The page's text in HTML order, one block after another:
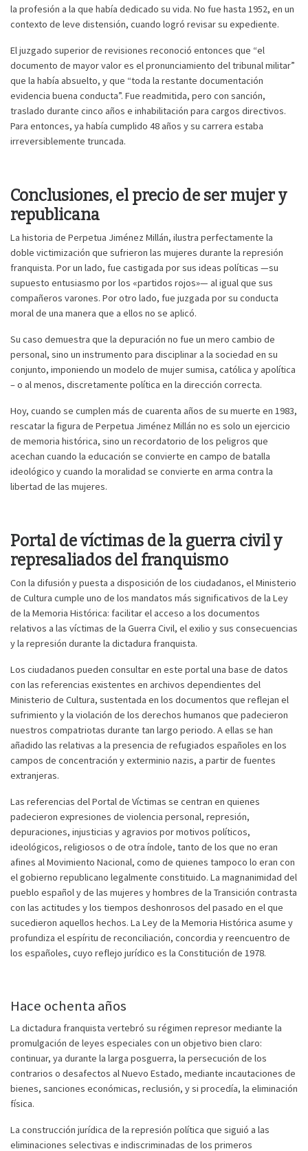
la profesión a la que había dedicado su vida. No fue hasta 1952, en un
contexto de leve distensión, cuando logró revisar su expediente.
El juzgado superior de revisiones reconoció entonces que “el
documento de mayor valor es el pronunciamiento del tribunal militar”
que la había absuelto, y que “toda la restante documentación
evidencia buena conducta”. Fue readmitida, pero con sanción,
traslado durante cinco años e inhabilitación para cargos directivos.
Para entonces, ya había cumplido 48 años y su carrera estaba
irreversiblemente truncada.
Conclusiones, el precio de ser mujer y
republicana
La historia de Perpetua Jiménez Millán, ilustra perfectamente la
doble victimización que sufrieron las mujeres durante la represión
franquista. Por un lado, fue castigada por sus ideas políticas —su
supuesto entusiasmo por los «partidos rojos»— al igual que sus
compañeros varones. Por otro lado, fue juzgada por su conducta
moral de una manera que a ellos no se aplicó.
Su caso demuestra que la depuración no fue un mero cambio de
personal, sino un instrumento para disciplinar a la sociedad en su
conjunto, imponiendo un modelo de mujer sumisa, católica y apolítica
– o al menos, discretamente política en la dirección correcta.
Hoy, cuando se cumplen más de cuarenta años de su muerte en 1983,
rescatar la figura de Perpetua Jiménez Millán no es solo un ejercicio
de memoria histórica, sino un recordatorio de los peligros que
acechan cuando la educación se convierte en campo de batalla
ideológico y cuando la moralidad se convierte en arma contra la
libertad de las mujeres.
Portal de víctimas de la guerra civil y
represaliados del franquismo
Con la difusión y puesta a disposición de los ciudadanos, el Ministerio
de Cultura cumple uno de los mandatos más significativos de la Ley
de la Memoria Histórica: facilitar el acceso a los documentos
relativos a las víctimas de la Guerra Civil, el exilio y sus consecuencias
y la represión durante la dictadura franquista.
Los ciudadanos pueden consultar en este portal una base de datos
con las referencias existentes en archivos dependientes del
Ministerio de Cultura, sustentada en los documentos que reflejan el
sufrimiento y la violación de los derechos humanos que padecieron
nuestros compatriotas durante tan largo periodo. A ellas se han
añadido las relativas a la presencia de refugiados españoles en los
campos de concentración y exterminio nazis, a partir de fuentes
extranjeras.
Las referencias del Portal de Víctimas se centran en quienes
padecieron expresiones de violencia personal, represión,
depuraciones, injusticias y agravios por motivos políticos,
ideológicos, religiosos o de otra índole, tanto de los que no eran
afines al Movimiento Nacional, como de quienes tampoco lo eran con
el gobierno republicano legalmente constituido. La magnanimidad del
pueblo español y de las mujeres y hombres de la Transición contrasta
con las actitudes y los tiempos deshonrosos del pasado en el que
sucedieron aquellos hechos. La Ley de la Memoria Histórica asume y
profundiza el espíritu de reconciliación, concordia y reencuentro de
los españoles, cuyo reflejo jurídico es la Constitución de 1978.
Hace ochenta años
La dictadura franquista vertebró su régimen represor mediante la
promulgación de leyes especiales con un objetivo bien claro:
continuar, ya durante la larga posguerra, la persecución de los
contrarios o desafectos al Nuevo Estado, mediante incautaciones de
bienes, sanciones económicas, reclusión, y si procedía, la eliminación
física.
La construcción jurídica de la represión política que siguió a las
eliminaciones selectivas e indiscriminadas de los primeros